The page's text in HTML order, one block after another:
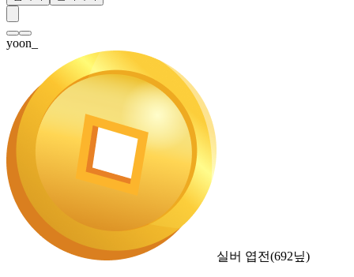
yoon_
실버 엽전(692닢)